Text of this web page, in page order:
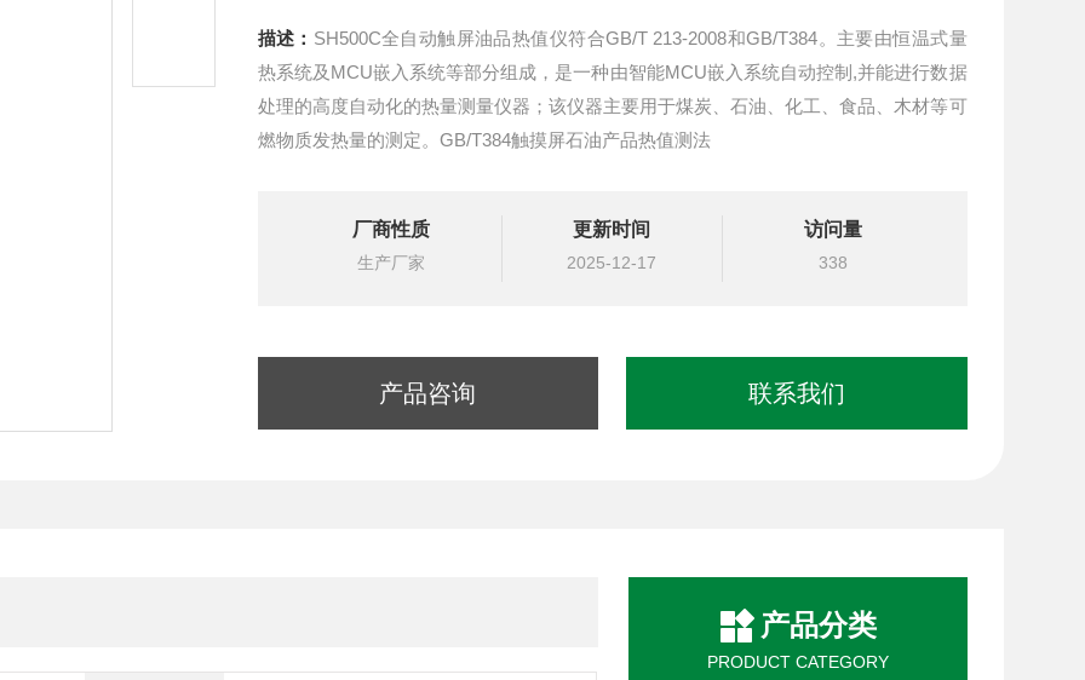
描述： SH500C全自动触屏油品热值仪符合GB/T 213-2008和GB/T384。主要由恒温式量
热系统及MCU嵌入系统等部分组成，是一种由智能MCU嵌入系统自动控制,并能进行数据
处理的高度自动化的热量测量仪器；该仪器主要用于煤炭、石油、化工、食品、木材等可
燃物质发热量的测定。GB/T384触摸屏石油产品热值测法
厂商性质
生产厂家
更新时间
2025-12-17
访问量
338
产品咨询 联系我们
产品分类
PRODUCT CATEGORY